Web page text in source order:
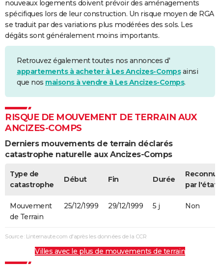
nouveaux logements doivent prévoir des aménagements
spécifiques lors de leur construction. Un risque moyen de RGA
se traduit par des variations plus modérées des sols. Les
dégâts sont généralement moins importants.
Retrouvez également toutes nos annonces d'
appartements à acheter à Les Ancizes-Compsainsi
que nos maisons à vendre à Les Ancizes-Comps.
RISQUE DE MOUVEMENT DE TERRAIN AUX
ANCIZES-COMPS
Derniers mouvements de terrain déclarés
catastrophe naturelle aux Ancizes-Comps
Type de
catastrophe
Début Fin Durée
par l'état
Mouvement
de Terrain
25/12/1999 29/12/1999 5 j Non
Source : Linternaute.com d'après les données de la CCR
Villes avec le plus de mouvements de terrain